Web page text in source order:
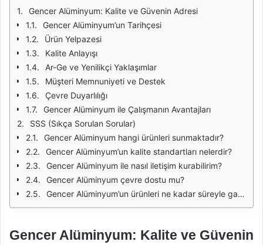
Gencer Alüminyum: Kalite ve Güvenin Adresi
Gencer Alüminyum’un Tarihçesi
Ürün Yelpazesi
Kalite Anlayışı
Ar-Ge ve Yenilikçi Yaklaşımlar
Müşteri Memnuniyeti ve Destek
Çevre Duyarlılığı
Gencer Alüminyum ile Çalışmanın Avantajları
SSS (Sıkça Sorulan Sorular)
Gencer Alüminyum hangi ürünleri sunmaktadır?
Gencer Alüminyum’un kalite standartları nelerdir?
Gencer Alüminyum ile nasıl iletişim kurabilirim?
Gencer Alüminyum çevre dostu mu?
Gencer Alüminyum’un ürünleri ne kadar süreyle garanti edilmektedir?
Gencer Alüminyum: Kalite ve Güvenin